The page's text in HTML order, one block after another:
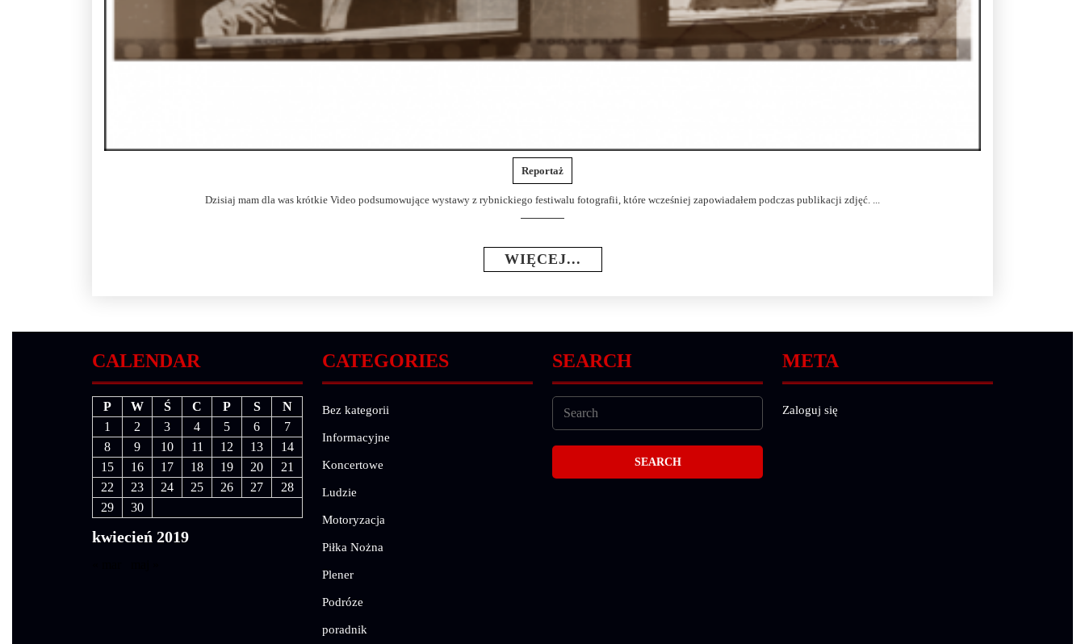
Reportaż
Dzisiaj mam dla was krótkie Video podsumowujące wystawy z rybnickiego festiwalu fotografii, które wcześniej zapowiadałem podczas publikacji zdjęć. ...
WIĘCEJ...
CALENDAR
kwiecień 2019
P W Ś C P S
N
1
2 3 4 5 6
7
8
9 10 11 12 13
14
15
16 17 18 19 20
21
22
23 24 25 26 27
28
29
30
CATEGORIES
Bez kategorii
Informacyjne
Koncertowe
Ludzie
Motoryzacja
Piłka Nożna
Plener
Podróze
poradnik
SEARCH META
Zaloguj się